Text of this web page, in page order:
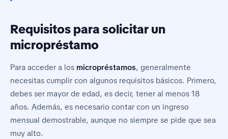
Requisitos para solicitar un
micropréstamo
Para acceder a los micropréstamos, generalmente
necesitas cumplir con algunos requisitos básicos. Primero,
debes ser mayor de edad, es decir, tener al menos 18
años. Además, es necesario contar con un ingreso
mensual demostrable, aunque no siempre se pide que sea
muy alto.